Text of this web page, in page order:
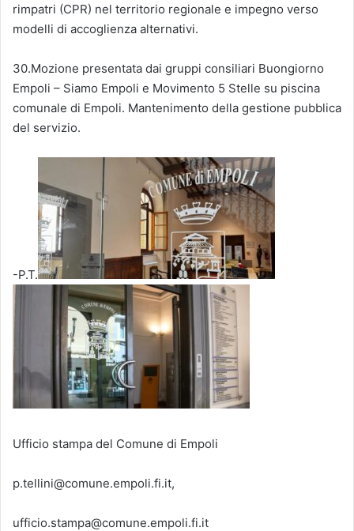
rimpatri (CPR) nel territorio regionale e impegno verso
modelli di accoglienza alternativi.
30.Mozione presentata dai gruppi consiliari Buongiorno
Empoli – Siamo Empoli e Movimento 5 Stelle su piscina
comunale di Empoli. Mantenimento della gestione pubblica
del servizio.
-P.T.
Ufficio stampa del Comune di Empoli
p.tellini@comune.empoli.fi.it,
ufficio.stampa@comune.empoli.fi.it